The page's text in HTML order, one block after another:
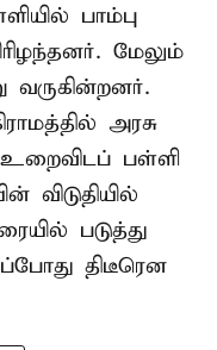
பாம்பு
மேலும்
வருகின்றனர்.
அரசு
உறைவிடப் பள்ளி
விடுதியில்
படுத்து
திடீரென